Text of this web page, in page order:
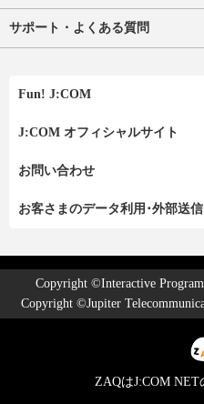
サポート・よくある質問
Fun! J:COM
J:COM オフィシャルサイト
お問い合わせ
お客さまのデータ利用･外部送
Copyright ©Interactive
Copyright ©Jupiter
ZAQはJ:COM